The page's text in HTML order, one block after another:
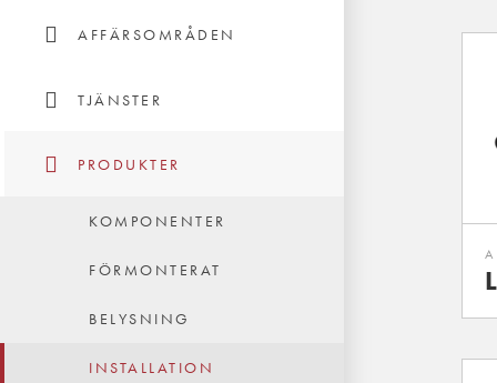
AFFÄRSOMRÅDEN
TJÄNSTER
PRODUKTER
KOMPONENTER
FÖRMONTERAT
BELYSNING
INSTALLATION